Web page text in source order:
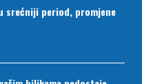
srećniji period, promjene